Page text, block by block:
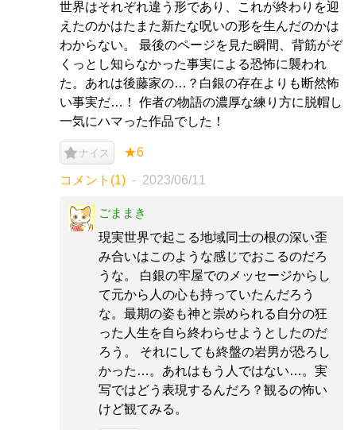
世界はそれぞれ違う形であり、これが終わりを迎
えたのかはたまた新たな呪いの形を生んだのかは
わからない。 最後のページを見た瞬間、背筋がぞ
くっとし知らなかった事実による恐怖に襲われ
た。あれは後藤家の…？白銀の存在よりも断然怖
い事実だ…！ 作者の物語の濃厚な練り方に脱帽し
一気にハマった作品でした！
ナイス ★6
コメント(1) 2023/06/11
ごままき
現実世界で起こる地域同士の根の深い歪
み合いはこのような感じでおこるのだろ
うな。 白銀の牢屋でのメッセージからし
て元から人の心も持っていたんだろう
な。最期の姿も神と崇められる自分の狂
った人生を自ら終わらせようとしたのだ
ろう。 それにしても終盤の岩男が恐ろし
かった…。あれはもう人ではない…。実
写ではどう表現するんだろ？観るの怖い
けど観てみる。